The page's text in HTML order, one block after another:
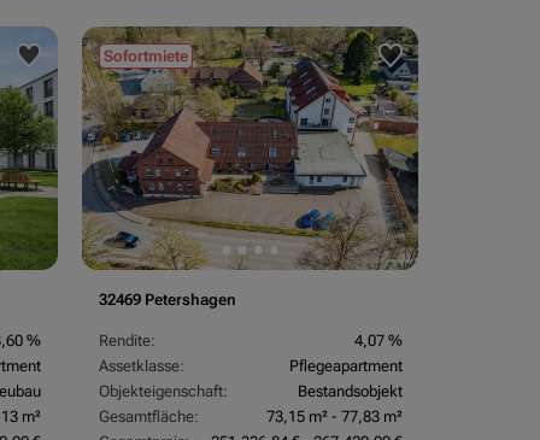
%
m²
Sofortmiete
32469 Petershagen
Rendite:
4,07 %
Assetklasse:
Pflegeapartment
Objekteigenschaft:
Bestandsobjekt
Gesamtfläche:
73,15 m² - 77,83 m²